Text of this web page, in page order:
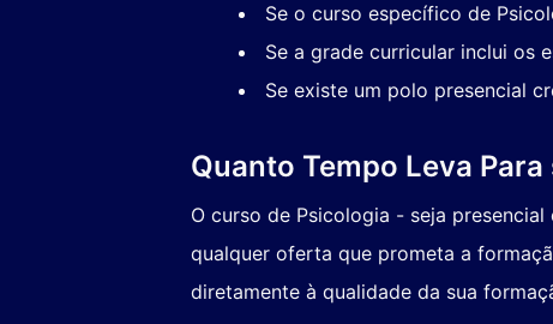
Se o curso específico de
Se a grade curricular inclui os
Se existe um polo presencial
Quanto Tempo Leva Para
O curso de Psicologia - seja
qualquer oferta que prometa a
diretamente à qualidade da sua